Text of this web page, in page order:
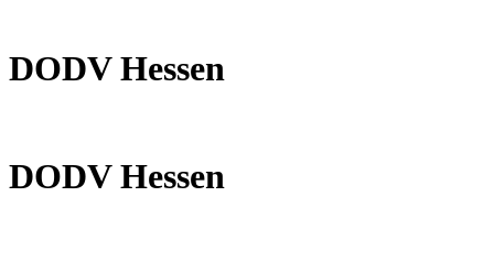
DODV Hessen
DODV Hessen